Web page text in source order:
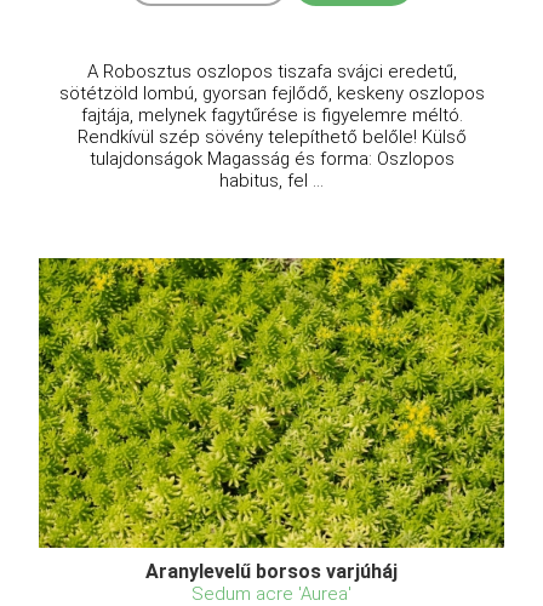
A Robosztus oszlopos tiszafa svájci eredetű,
sötétzöld lombú, gyorsan fejlődő, keskeny oszlopos
fajtája, melynek fagytűrése is figyelemre méltó.
Rendkívül szép sövény telepíthető belőle! Külső
tulajdonságok Magasság és forma: Oszlopos
habitus, fel ...
Aranylevelű borsos varjúháj
Sedum acre 'Aurea'